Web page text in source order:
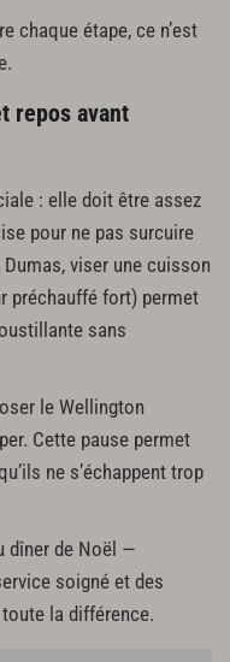
chaque étape, ce n’est
repos avant
: elle doit être assez
pour ne pas surcuire
viser une cuisson
préchauffé fort) permet
sans
le Wellington
Cette pause permet
ne s’échappent trop
dîner de Noël —
soigné et des
la différence.